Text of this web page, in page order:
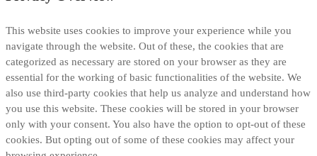
This website uses cookies to improve your experience while you
navigate through the website. Out of these, the cookies that are
categorized as necessary are stored on your browser as they are
essential for the working of basic functionalities of the website. We
also use third-party cookies that help us analyze and understand how
you use this website. These cookies will be stored in your browser
only with your consent. You also have the option to opt-out of these
cookies. But opting out of some of these cookies may affect your